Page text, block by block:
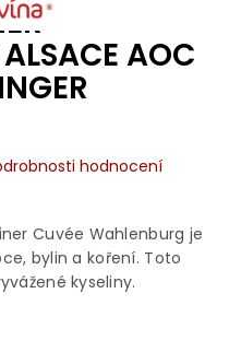
AOC
hodnocení
Cuvée Wahlenburg je
bylin a koření. Toto
kyseliny.